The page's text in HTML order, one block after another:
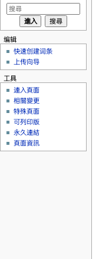
编辑
快速创建词条
上传向导
工具
連入頁面
相關變更
特殊頁面
可列印版
永久連結
頁面資訊